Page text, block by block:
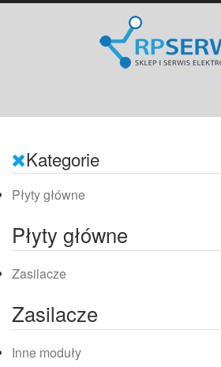
Kategorie
Płyty główne
Płyty główne
Zasilacze
Zasilacze
Inne moduły